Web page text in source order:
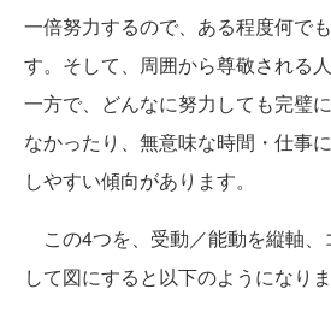
一倍努力するので、ある程度何で
す。そして、周囲から尊敬される
一方で、どんなに努力しても完璧
なかったり、無意味な時間・仕事
しやすい傾向があります。
この4つを、受動／能動を縦軸、
して図にすると以下のようになりま